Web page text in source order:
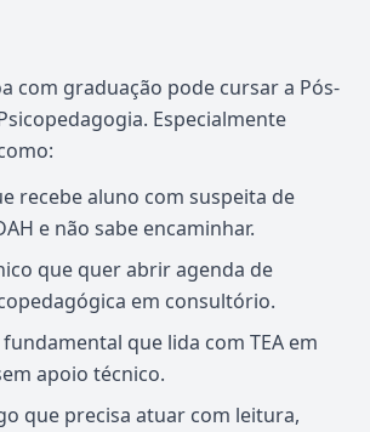
com graduação pode cursar a Pós-
Especialmente
recebe aluno com suspeita de
e não sabe encaminhar.
que quer abrir agenda de
em consultório.
que lida com TEA em
apoio técnico.
que precisa atuar com leitura,